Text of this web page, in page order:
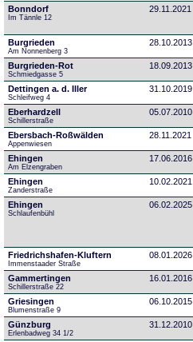
Bonndorf
Im Tännle 12
29.11.2021
Burgrieden
Am Nonnenberg 3
28.10.2013
Burgrieden-Rot
Schmiedgasse 5
18.09.2013
Dettingen a. d. Iller
Schleifweg 4
31.10.2019
Eberhardzell
Schillerstraße
05.07.2010
Ebersbach-Roßwälden
Appenwiesen
28.11.2021
Ehingen
Am Elzengraben
17.06.2016
Ehingen
Zanderstraße
10.02.2021
Ehingen
Schlaufenbühl
06.02.2025
Friedrichshafen-Kluftern
Immenstaader Straße
08.01.2026
Gammertingen
Schillerstraße 22
16.01.2016
Griesingen
Blumenstraße 9
06.10.2015
Günzburg
Erlenbadweg 34 1/2
31.12.2010